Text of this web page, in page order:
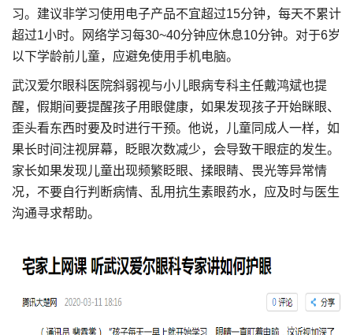
习。建议非学习使用电子产品不宜超过15分钟，每天不累计
超过1小时。网络学习每30~40分钟应休息10分钟。对于6岁
以下学龄前儿童，应避免使用手机电脑。
武汉爱尔眼科医院斜弱视与小儿眼病专科主任戴鸿斌也提
醒，假期间要提醒孩子用眼健康，如果发现孩子开始眯眼、
歪头看东西时要及时进行干预。他说，儿童同成人一样，如
果长时间注视屏幕，眨眼次数减少，会导致干眼症的发生。
家长如果发现儿童出现频繁眨眼、揉眼睛、畏光等异常情
况，不要自行判断病情、乱用抗生素眼药水，应及时与医生
沟通寻求帮助。